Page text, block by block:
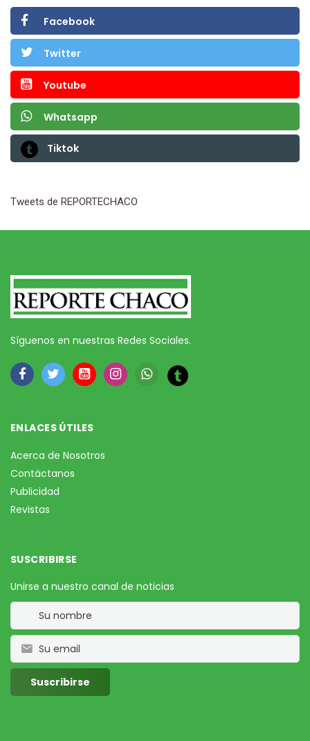
Facebook
Twitter
Youtube
Whatsapp
Tiktok
Tweets de REPORTECHACO
Síguenos en nuestras Redes Sociales.
ENLACES ÚTILES
Acerca de Nosotros
Contáctanos
Publicidad
Revistas
SUSCRIBIRSE
Unirse a nuestro canal de noticias